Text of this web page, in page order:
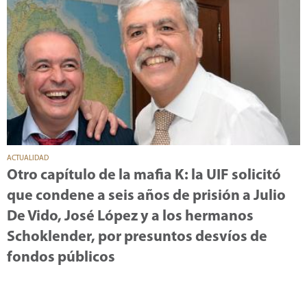
ACTUALIDAD
Otro capítulo de la mafia K: la UIF solicitó
que condene a seis años de prisión a Julio
De Vido, José López y a los hermanos
Schoklender, por presuntos desvíos de
fondos públicos